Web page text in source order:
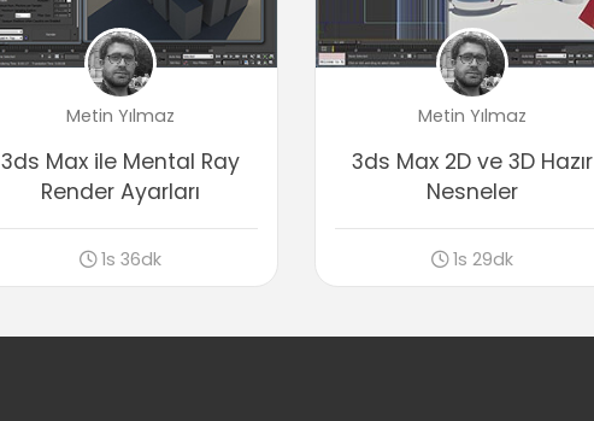
Metin Yılmaz
3ds Max ile Mental Ray
Render Ayarları
1s 36dk
Metin Yılmaz
3ds Max 2D ve 3D Hazır
Nesneler
1s 29dk